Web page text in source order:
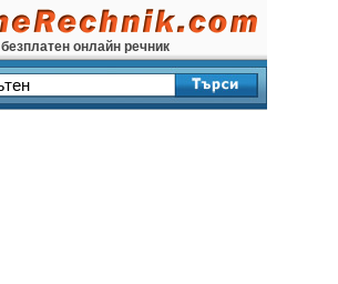
безплатен онлайн речник